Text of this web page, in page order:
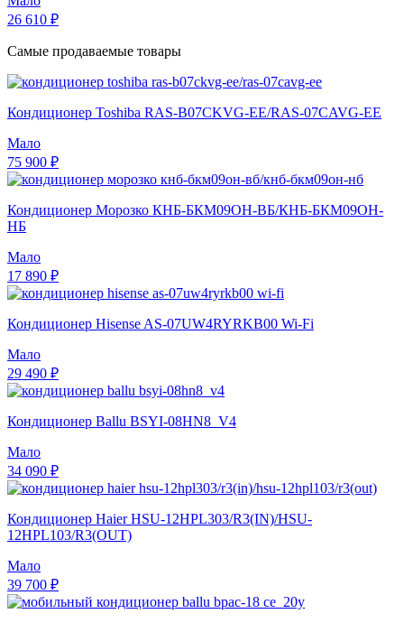
26 610 ₽
Самые продаваемые товары
Кондиционер Toshiba RAS-B07CKVG-EE/RAS-07CAVG-EE
Мало
75 900 ₽
Кондиционер Морозко КНБ-БКМ09ОН-ВБ/КНБ-БКМ09ОН-
НБ
Мало
17 890 ₽
Кондиционер Hisense AS-07UW4RYRKB00 Wi-Fi
Мало
29 490 ₽
Кондиционер Ballu BSYI-08HN8_V4
Мало
34 090 ₽
Кондиционер Haier HSU-12HPL303/R3(IN)/HSU-
12HPL103/R3(OUT)
Мало
39 700 ₽